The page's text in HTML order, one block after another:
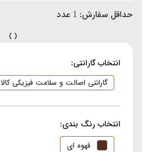
حداقل سفارش: 1 عدد
انتخاب گارانتی:
گارانتی اصالت و سلامت فیزیکی کالا
انتخاب رنگ بندی:
قهوه ای